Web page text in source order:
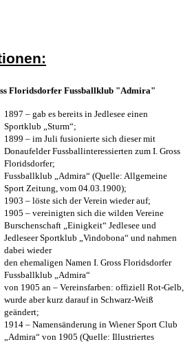
Floridsdorfer Fussballklub "Admira"
1897 – gab es bereits in Jedlesee einen
Sportklub „Sturm“;
1899 – im Juli fusionierte sich dieser mit
Donaufelder Fussballinteressierten zum I. Gross
Floridsdorfer;
Fussballklub „Admira“ (Quelle: Allgemeine
Sport Zeitung, vom 04.03.1900);
1903 – löste sich der Verein wieder auf;
1905 – vereinigten sich die wilden Vereine
Burschenschaft „Einigkeit“ Jedlesee und
Jedleseer Sportklub „Vindobona“ und nahmen
dabei wieder
den ehemaligen Namen I. Gross Floridsdorfer
Fussballklub „Admira“
von 1905 an – Vereinsfarben: offiziell Rot-Gelb,
wurde aber kurz darauf in Schwarz-Weiß
geändert;
1914 – Namensänderung in Wiener Sport Club
„Admira“ von 1905 (Quelle: Illustriertes